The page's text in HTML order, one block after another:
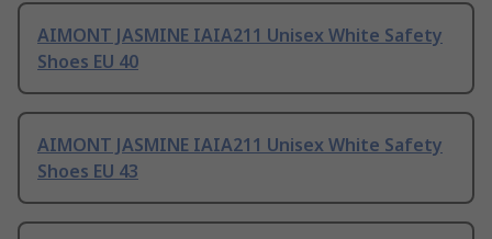
AIMONT JASMINE IAIA211 Unisex White Safety
Shoes EU 40
AIMONT JASMINE IAIA211 Unisex White Safety
Shoes EU 43